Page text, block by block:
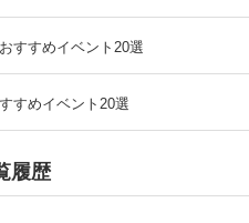
すすめイベント20選
すめイベント20選
履歴